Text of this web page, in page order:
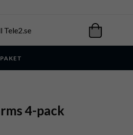
4-pack